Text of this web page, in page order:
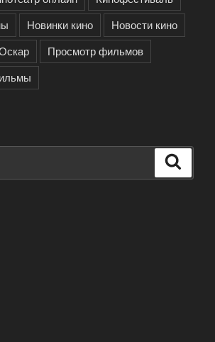
Новинки кино
Новости кино
Просмотр фильмов